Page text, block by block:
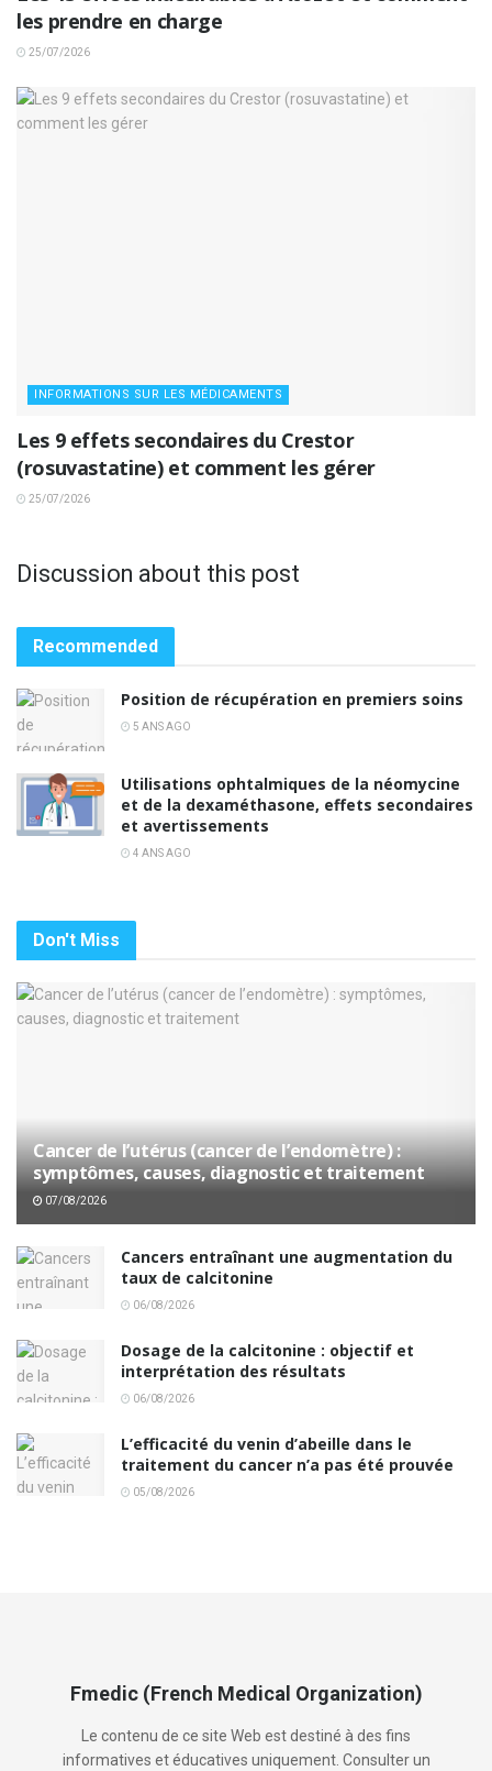
les prendre en charge
25/07/2026
INFORMATIONS SUR LES MÉDICAMENTS
Les 9 effets secondaires du Crestor
(rosuvastatine) et comment les gérer
25/07/2026
Discussion about this post
Recommended
Position de récupération en premiers soins
5 ANS AGO
Utilisations ophtalmiques de la néomycine
et de la dexaméthasone, effets secondaires
et avertissements
4 ANS AGO
Don't Miss
Cancer de l’utérus (cancer de l’endomètre) :
symptômes, causes, diagnostic et traitement
07/08/2026
Cancers entraînant une augmentation du
taux de calcitonine
06/08/2026
Dosage de la calcitonine : objectif et
interprétation des résultats
06/08/2026
L’efficacité du venin d’abeille dans le
traitement du cancer n’a pas été prouvée
05/08/2026
Fmedic (French Medical Organization)
Le contenu de ce site Web est destiné à des fins
informatives et éducatives uniquement. Consulter un